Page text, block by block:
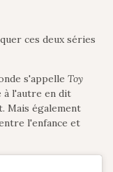
ces deux séries
s'appelle Toy
à l'autre en dit
Mais également
l'enfance et